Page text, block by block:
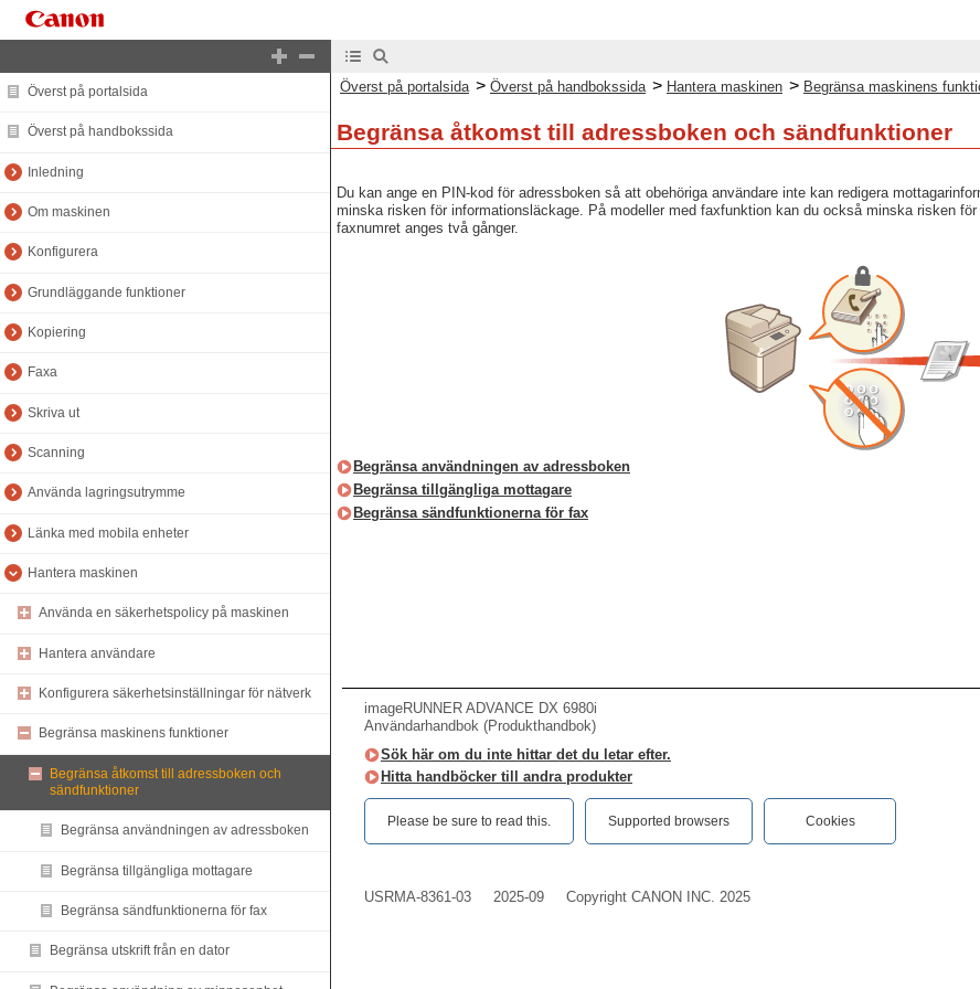
Överst på portalsida
Överst på handbokssida
Inledning
Om maskinen
Konfigurera
Grundläggande funktioner
Kopiering
Faxa
Skriva ut
Scanning
Använda lagringsutrymme
Länka med mobila enheter
Hantera maskinen
Använda en säkerhetspolicy på maskinen
Hantera användare
Konfigurera säkerhetsinställningar för nätverk
Begränsa maskinens funktioner
Begränsa åtkomst till adressboken och
sändfunktioner
Begränsa användningen av adressboken
Begränsa tillgängliga mottagare
Begränsa sändfunktionerna för fax
Begränsa utskrift från en dator
Överst på portalsida > Överst på handbokssida > Hantera maskinen > Begränsa maskinens
Begränsa åtkomst till adressboken och sändfunktioner
Du kan ange en PIN-kod för adressboken så att obehöriga användare inte kan redigera
minska risken för informationsläckage. På modeller med faxfunktion kan du också minska risken
faxnumret anges två gånger.
Begränsa användningen av adressboken
Begränsa tillgängliga mottagare
Begränsa sändfunktionerna för fax
imageRUNNER ADVANCE DX 6980i
Användarhandbok (Produkthandbok)
Sök här om du inte hittar det du letar efter.
Hitta handböcker till andra produkter
Please be sure to read this.‎ Supported browsers Cookies
USRMA-8361-03 2025-09 Copyright CANON INC. 2025